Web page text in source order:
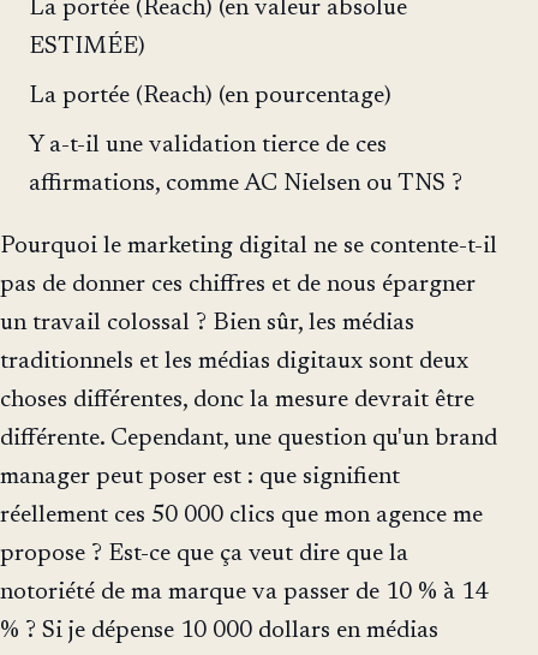
La portée (Reach) (en valeur absolue
ESTIMÉE)
La portée (Reach) (en pourcentage)
Y a-t-il une validation tierce de ces
affirmations, comme AC Nielsen ou TNS ?
Pourquoi le marketing digital ne se contente-t-il
pas de donner ces chiffres et de nous épargner
un travail colossal ? Bien sûr, les médias
traditionnels et les médias digitaux sont deux
choses différentes, donc la mesure devrait être
différente. Cependant, une question qu'un brand
manager peut poser est : que signifient
réellement ces 50 000 clics que mon agence me
propose ? Est-ce que ça veut dire que la
notoriété de ma marque va passer de 10 % à 14
% ? Si je dépense 10 000 dollars en médias